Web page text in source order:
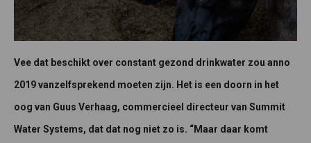
Vee dat beschikt over constant gezond drinkwater zou anno
2019 vanzelfsprekend moeten zijn. Het is een doorn in het
oog van Guus Verhaag, commercieel directeur van Summit
Water Systems, dat dat nog niet zo is. “Maar daar komt